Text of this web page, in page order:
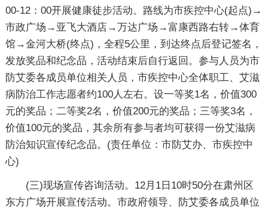
00-12：00开展健康徒步活动。路线为市疾控中心(起点)→
市政广场→亚飞大酒店→万达广场→富康西路右转→体育
馆→金河大桥(终点)，全程5公里，到达终点后登记签名，
发放奖品和纪念品，活动结束后自行返回。参与人员为市
防艾委各成员单位相关人员，市疾控中心全体职工、艾滋
病防治工作志愿者约100人左右。设一等奖1名，价值300
元的奖品；二等奖2名，价值200元的奖品；三等奖3名，
价值100元的奖品，其余所有参与者均可获得一份艾滋病
防治知识宣传纪念品。(责任单位：市防艾办、市疾控中
心)
(三)现场宣传咨询活动。12月1日10时50分在肃州区
东方广场开展宣传活动。市政府领导、防艾委各成员单位